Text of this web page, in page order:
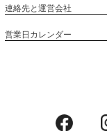
連絡先と運営会社
営業日カレンダー